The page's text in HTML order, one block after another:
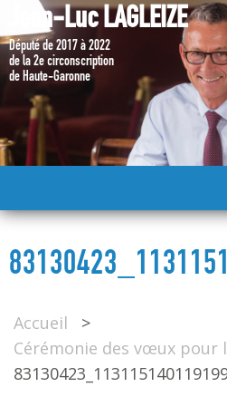
Jean-Luc LAGLEIZE
Député de 2017 à 2022
de la 2e circonscription
de Haute-Garonne
MA CANDIDATURE 2024
DÉPUTÉ 2017 – 2022
Accueil
>
Cérémonie des vœux pour